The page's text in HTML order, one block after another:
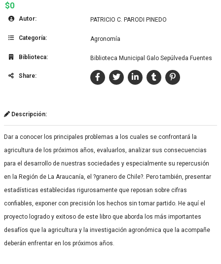
$0
Autor: PATRICIO C. PARODI PINEDO
Categoría: Agronomía
Biblioteca: Biblioteca Municipal Galo Sepúlveda Fuentes
Share:
Descripción:
Dar a conocer los principales problemas a los cuales se confrontará la
agricultura de los próximos años, evaluarlos, analizar sus consecuencias
para el desarrollo de nuestras sociedades y especialmente su repercusión
en la Región de La Araucanía, el ?granero de Chile?. Pero también, presentar
estadísticas establecidas rigurosamente que reposan sobre cifras
confiables, exponer con precisión los hechos sin tomar partido. He aquí el
proyecto logrado y exitoso de este libro que aborda los más importantes
desafíos que la agricultura y la investigación agronómica que la acompañe
deberán enfrentar en los próximos años.